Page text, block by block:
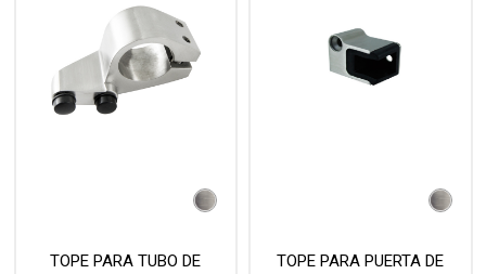
TOPE PARA TUBO DE
TOPE PARA PUERTA DE